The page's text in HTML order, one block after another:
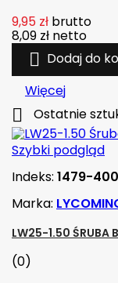
9,95 zł brutto
8,09 zł netto
 Dodaj do
Więcej
 Ostatnie
Szybki podgląd
Indeks: 1479-
Marka:
LW25-1.50 ŚRUBA
(0)